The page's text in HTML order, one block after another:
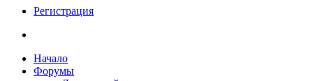
Регистрация
Начало
Форумы